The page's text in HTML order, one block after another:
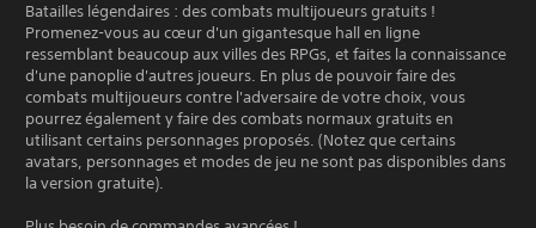
Batailles légendaires : des combats multijoueurs gratuits !
Promenez-vous au cœur d'un gigantesque hall en ligne
ressemblant beaucoup aux villes des RPGs, et faites la connaissance
d'une panoplie d'autres joueurs. En plus de pouvoir faire des
combats multijoueurs contre l'adversaire de votre choix, vous
pourrez également y faire des combats normaux gratuits en
utilisant certains personnages proposés. (Notez que certains
avatars, personnages et modes de jeu ne sont pas disponibles dans
la version gratuite).